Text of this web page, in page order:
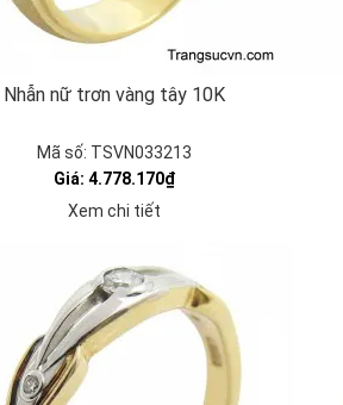
Nhẫn nữ trơn vàng tây 10K
Mã số: TSVN033213
Giá: 4.778.170₫
Xem chi tiết